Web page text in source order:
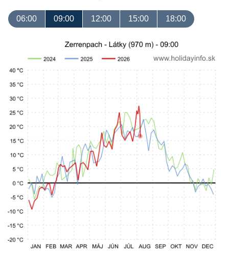
06:00 09:00 12:00 15:00 18:00